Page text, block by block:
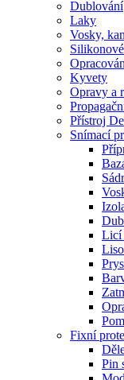
Dublování
Laky
Vosky,
Kyvety
Opravy a
Přístroj
Snímací
Licí
Fixní
Pin